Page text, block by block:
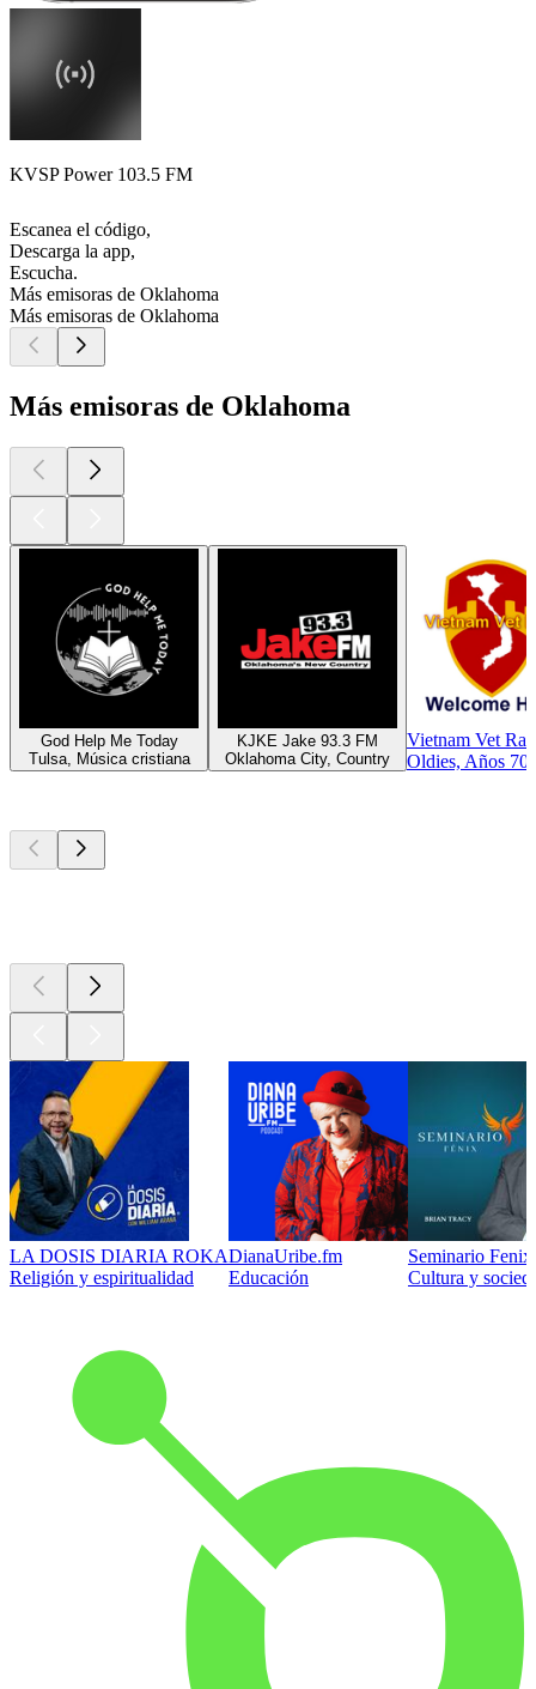
KVSP Power 103.5 FM
Escanea el código,
Descarga la app,
Escucha.
Más emisoras de Oklahoma
Más emisoras de Oklahoma
Más emisoras de Oklahoma
God Help Me Today
Tulsa, Música cristiana
KJKE Jake 93.3 FM
Oklahoma City, Country
Vietnam Vet
Oldies, Años 70
LA DOSIS DIARIA ROKA
Religión y espiritualidad
DianaUribe.fm
Educación
Seminario
Cultura y